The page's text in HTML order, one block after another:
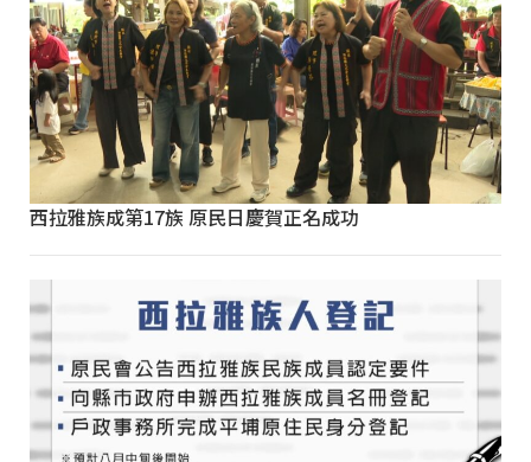
西拉雅族成第17族 原民日慶賀正名成功